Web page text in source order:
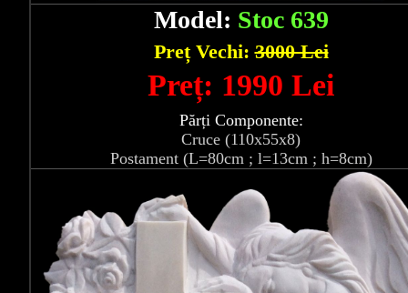
Model: Stoc 639
Preț Vechi:3000 Lei
Preț: 1990 Lei
Părți Componente:
Cruce (110x55x8)
Postament (L=80cm ; l=13cm ; h=8cm)